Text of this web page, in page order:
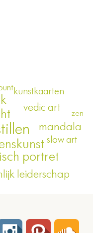
portret
leiderschap
mandala
vedic art
slow art
kunstkaarten
zen